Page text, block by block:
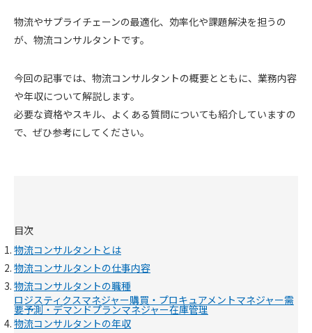
物流やサプライチェーンの最適化、効率化や課題解決を担うの
が、物流コンサルタントです。
今回の記事では、物流コンサルタントの概要とともに、業務内容
や年収について解説します。
必要な資格やスキル、よくある質問についても紹介していますの
で、ぜひ参考にしてください。
目次
物流コンサルタントとは
物流コンサルタントの仕事内容
物流コンサルタントの職種
ロジスティクスマネジャー購買・プロキュアメントマネジャー需
要予測・デマンドプランマネジャー在庫管理
物流コンサルタントの年収